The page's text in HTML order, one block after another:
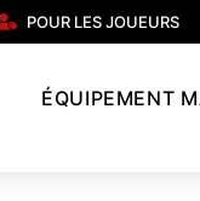
POUR LES JOUEURS
ÉQUIPEMENT